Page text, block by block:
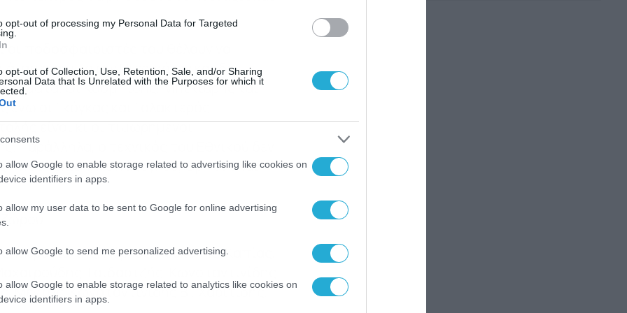
opt-out of processing my Personal Data for Targeted
opt-out of Collection, Use, Retention, Sale, and/or Sharing
Data that Is Unrelated with the Purposes for which it
allow Google to enable storage related to advertising like cookies on
identifiers in apps.
allow my user data to be sent to Google for online advertising
allow Google to send me personalized advertising.
allow Google to enable storage related to analytics like cookies on
identifiers in apps.
ποδοσφαιριστές του θέλουν να
απέναντι στον Πιερικό, αν και δεν
Οι Κοσμπίδης, Μπεκιάρης και
οι Γκόγκας και Γαλακτερός
είναι κι οι τιμωρημένοι
Παράλληλα, ο τεχνικός του Εθνικού δεν
Αποστολίδη, Παπάζογλου, Ομπέντ και
Μερεσιώτης, Νύρλος, Κουκόλης, Καπίας,
Γαϊδαρτζής, Κωνσταντινίδης
Μεντής, Κωνσταντινίδης Β., Χαριτίδης,